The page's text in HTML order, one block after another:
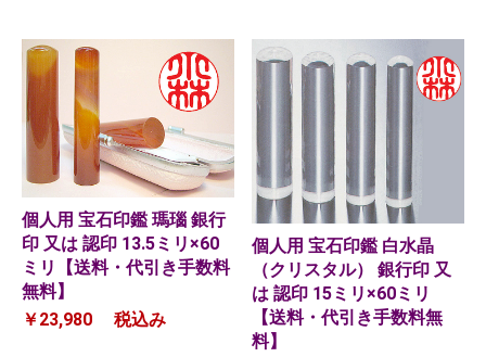
個人用 宝石印鑑 瑪瑙 銀行
印 又は 認印 13.5ミリ×60
ミリ【送料・代引き手数料
無料】
￥23,980
税込み
個人用 宝石印鑑 白水晶
（クリスタル） 銀行印 又
は 認印 15ミリ×60ミリ
【送料・代引き手数料無
料】